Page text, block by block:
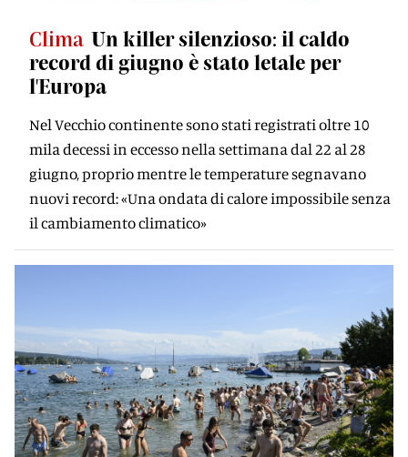
Clima Un killer silenzioso: il caldo
record di giugno è stato letale per
l'Europa
Nel Vecchio continente sono stati registrati oltre 10
mila decessi in eccesso nella settimana dal 22 al 28
giugno, proprio mentre le temperature segnavano
nuovi record: «Una ondata di calore impossibile senza
il cambiamento climatico»